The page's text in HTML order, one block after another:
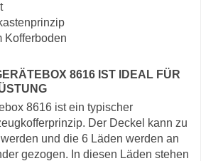
Kofferboden
8616 IST IDEAL FÜR
8616 ist ein typischer
Der Deckel kann zu
und die 6 Läden werden an
gezogen. In diesen Läden stehen